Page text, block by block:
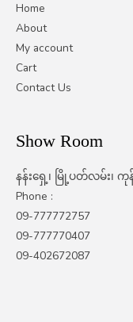
Home
About
My account
Cart
Contact Us
Show Room
နန်းရှေ့၊ မြို့ပတ်လမ်း၊ ကု
Phone :
09-777772757
09-777770407
09-402672087